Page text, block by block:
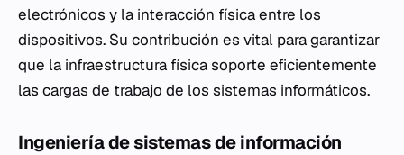
electrónicos y la interacción física entre los
dispositivos. Su contribución es vital para garantizar
que la infraestructura física soporte eficientemente
las cargas de trabajo de los sistemas informáticos.
Ingeniería de sistemas de información